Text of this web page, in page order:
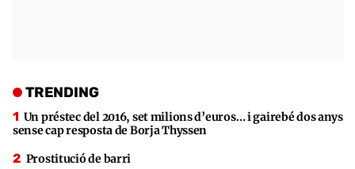
TRENDING
Un préstec del 2016, set milions d’euros… i gairebé dos anys
sense cap resposta de Borja Thyssen
Prostitució de barri